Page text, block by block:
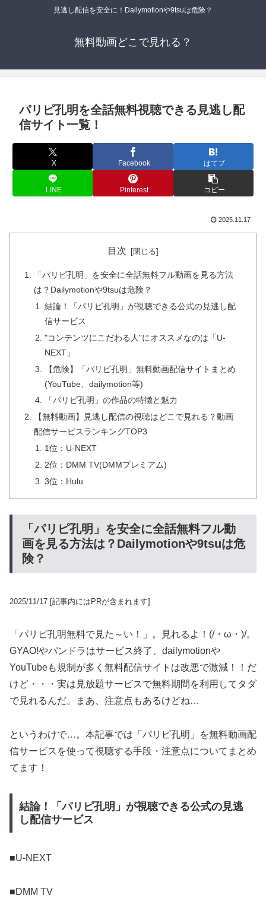
見逃し配信を安全に！Dailymotionや9tsuは危険？
無料動画どこで見れる？
パリピ孔明を全話無料視聴できる見逃し配
信サイト一覧！
X Facebook はてブ
LINE Pinterest コピー
2025.11.17
目次
「パリピ孔明」を安全に全話無料フル動画を見る方法
は？Dailymotionや9tsuは危険？
結論！「パリピ孔明」が視聴できる公式の見逃し配
信サービス
"コンテンツにこだわる人"にオススメなのは「U-
NEXT」
【危険】「パリピ孔明」無料動画配信サイトまとめ
(YouTube、dailymotion等)
「パリピ孔明」の作品の特徴と魅力
【無料動画】見逃し配信の視聴はどこで見れる？動画
配信サービスランキングTOP3
1位：U-NEXT
2位：DMM TV(DMMプレミアム)
3位：Hulu
「パリピ孔明」を安全に全話無料フル動
画を見る方法は？Dailymotionや9tsuは危
険？
2025/11/17 [記事内にはPRが含まれます]
「パリピ孔明無料で見た～い！」。見れるよ！(/・ω・)/。
GYAO!やパンドラはサービス終了、dailymotionや
YouTubeも規制が多く無料配信サイトは改悪で激減！！だ
けど・・・実は見放題サービスで無料期間を利用してタダ
で見れるんだ。まあ、注意点もあるけどね…
というわけで…。本記事では「パリピ孔明」を無料動画配
信サービスを使って視聴する手段・注意点についてまとめ
てます！
結論！「パリピ孔明」が視聴できる公式の見逃
し配信サービス
■U-NEXT
■DMM TV